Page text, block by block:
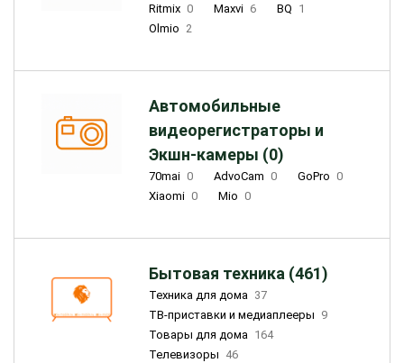
Ritmix 0 Maxvi 6 BQ 1
Olmio 2
Автомобильные
видеорегистраторы и
Экшн-камеры (0)
70mai 0 AdvoCam 0 GoPro 0
Xiaomi 0 Mio 0
Бытовая техника (461)
Техника для дома 37
ТВ-приставки и медиаплееры 9
Товары для дома 164
Телевизоры 46